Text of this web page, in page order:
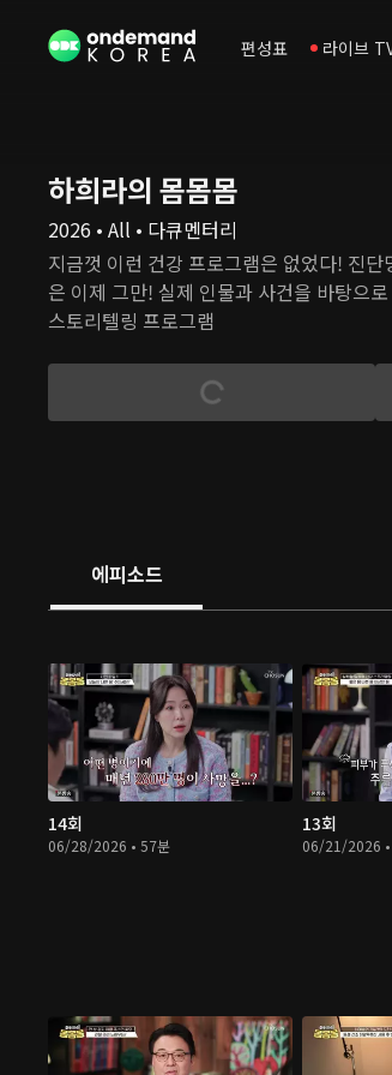
편성표 라이브
하희라의 몸몸몸
2026 • All • 다큐멘터리
지금껏 이런 건강 프로그램은 없었다! 진
은 이제 그만! 실제 인물과 사건을 바탕으
스토리텔링 프로그램
에피소드
14회
06/28/2026 • 57분
13회
06/21/2026